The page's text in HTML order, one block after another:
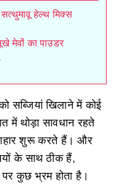
हेल्थ मिक्स
मेवों का पाउडर
सब्जियां खिलाने में कोई
में थोड़ा सावधान रहते
शुरू करते हैं। और
के साथ ठीक हैं,
कुछ भ्रम होता है।